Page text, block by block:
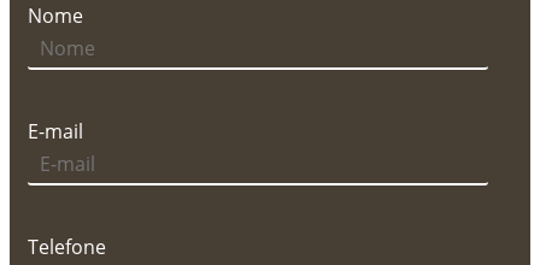
Nome
E-mail
Telefone